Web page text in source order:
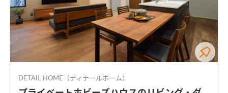
DETAIL HOME（ディテールホーム）